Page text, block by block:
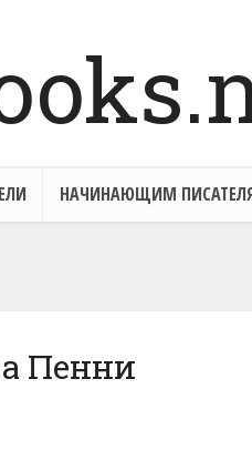
НАЧИНАЮЩИМ
Пенни